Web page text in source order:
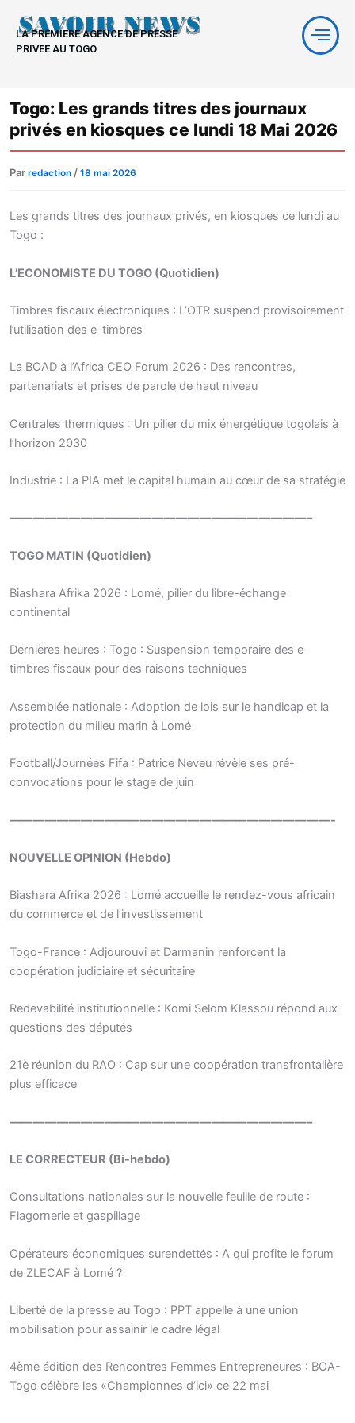
contenu
LA PREMIERE AGENCE DE PRESSE
PRIVEE AU TOGO
Togo: Les grands titres des journaux
privés en kiosques ce lundi 18 Mai 2026
Par redaction / 18 mai 2026
Les grands titres des journaux privés, en kiosques ce lundi au
Togo :
L’ECONOMISTE DU TOGO (Quotidien)
Timbres fiscaux électroniques : L’OTR suspend provisoirement
l’utilisation des e-timbres
La BOAD à l’Africa CEO Forum 2026 : Des rencontres,
partenariats et prises de parole de haut niveau
Centrales thermiques : Un pilier du mix énergétique togolais à
l’horizon 2030
Industrie : La PIA met le capital humain au cœur de sa stratégie
—————————————————————————–
TOGO MATIN (Quotidien)
Biashara Afrika 2026 : Lomé, pilier du libre-échange
continental
Dernières heures : Togo : Suspension temporaire des e-
timbres fiscaux pour des raisons techniques
Assemblée nationale : Adoption de lois sur le handicap et la
protection du milieu marin à Lomé
Football/Journées Fifa : Patrice Neveu révèle ses pré-
convocations pour le stage de juin
———————————————————————————-
NOUVELLE OPINION (Hebdo)
Biashara Afrika 2026 : Lomé accueille le rendez-vous africain
du commerce et de l’investissement
Togo-France : Adjourouvi et Darmanin renforcent la
coopération judiciaire et sécuritaire
Redevabilité institutionnelle : Komi Selom Klassou répond aux
questions des députés
21è réunion du RAO : Cap sur une coopération transfrontalière
plus efficace
—————————————————————————–
LE CORRECTEUR (Bi-hebdo)
Consultations nationales sur la nouvelle feuille de route :
Flagornerie et gaspillage
Opérateurs économiques surendettés : A qui profite le forum
de ZLECAF à Lomé ?
Liberté de la presse au Togo : PPT appelle à une union
mobilisation pour assainir le cadre légal
4ème édition des Rencontres Femmes Entrepreneures : BOA-
Togo célèbre les «Championnes d’ici» ce 22 mai